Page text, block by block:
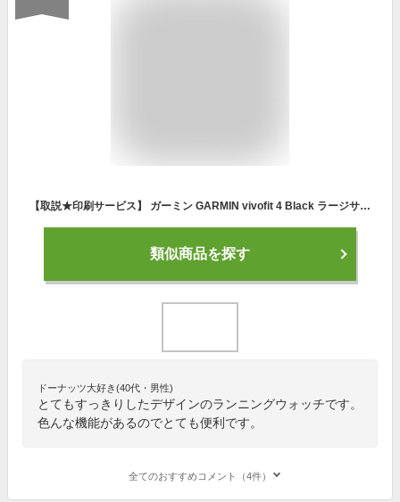
【取説★印刷サービス】 ガーミン GARMIN vivofit 4 Black ラージサイズ (010-01847-23) アクティビティトラッカー 活動量計 ウェアラブル端末 フィットネス ランニング ウォーキング 睡眠計 天気情報 腕時計 【あす楽】 【クリスマス 誕生日 ギフト プレゼント】
類似商品を探す
ドーナッツ大好き(40代・男性)
とてもすっきりしたデザインのランニングウォッチです。
色んな機能があるのでとても便利です。
全てのおすすめコメント（4件）